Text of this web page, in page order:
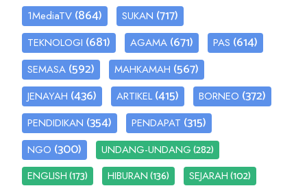
1MediaTV (864) SUKAN (717)
TEKNOLOGI (681) AGAMA (671) PAS (614)
SEMASA (592) MAHKAMAH (567)
JENAYAH (436) ARTIKEL (415) BORNEO (372)
PENDIDIKAN (354) PENDAPAT (315)
NGO (300) UNDANG-UNDANG(282)
ENGLISH(173) HIBURAN(136) SEJARAH(102)